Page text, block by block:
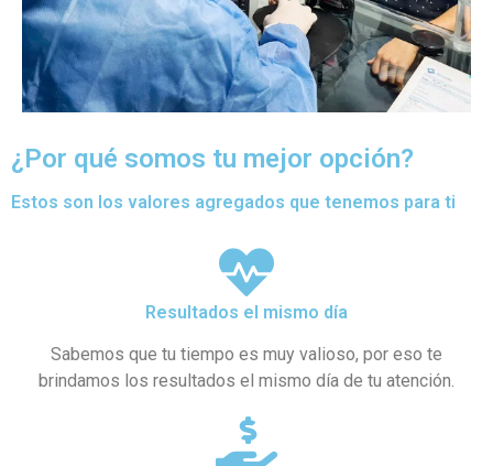
¿Por qué somos tu mejor opción?
Estos son los valores agregados que tenemos para ti
Resultados el mismo día
Sabemos que tu tiempo es muy valioso, por eso te
brindamos los resultados el mismo día de tu atención.